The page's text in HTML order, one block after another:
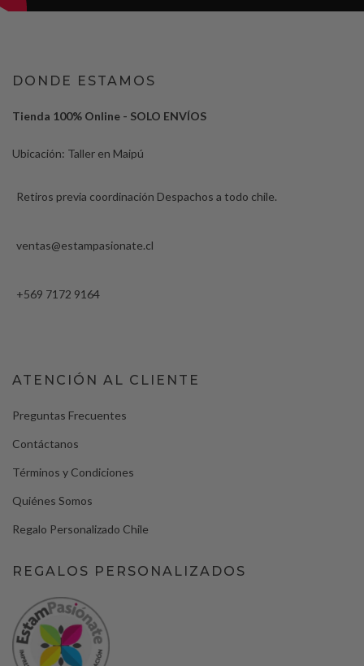
DONDE ESTAMOS
Tienda 100% Online - SOLO ENVÍOS
Ubicación: Taller en Maipú
Retiros previa coordinación Despachos a todo chile.
ventas@estampasionate.cl
+569 7172 9164
ATENCIÓN AL CLIENTE
Preguntas Frecuentes
Contáctanos
Términos y Condiciones
Quiénes Somos
Regalo Personalizado Chile
REGALOS PERSONALIZADOS